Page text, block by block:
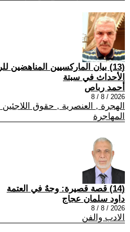
(13) بيان الماركسيين المناهضين
الأحداث في سبتة
أحمد رباص
2026 / 8 / 8
الهجرة , العنصرية , حقوق اللاجئين
المهاجرة
(14) قصة قصيرة: وجهٌ في العتمة
داود سلمان عجاج
2026 / 8 / 8
الادب والفن